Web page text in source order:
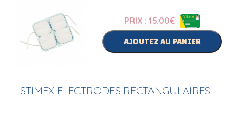
PRIX : 15.00€
AJOUTEZ AU PANIER
STIMEX ELECTRODES RECTANGULAIRES